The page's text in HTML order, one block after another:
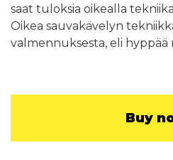
saat tuloksia oikealla
Oikea sauvakävelyn
valmennuksesta, eli hyppää
Buy